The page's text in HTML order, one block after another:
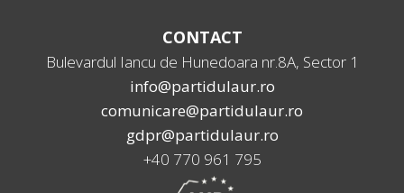
CONTACT
Bulevardul Iancu de Hunedoara nr.8A, Sector 1
info@partidulaur.ro
comunicare@partidulaur.ro
gdpr@partidulaur.ro
+40 770 961 795